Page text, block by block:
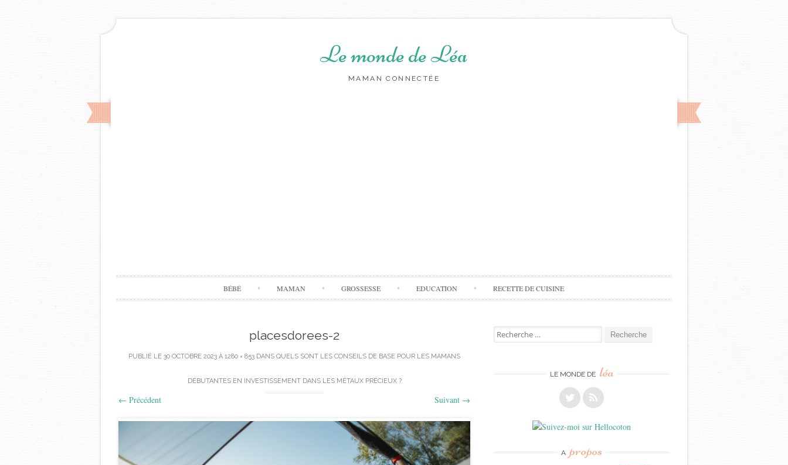
Le monde de Léa
MAMAN CONNECTÉE
Aller
BÉBÉ MAMAN GROSSESSE EDUCATION RECETTE DE CUISINE
placesdorees-2
PUBLIÉ LE 30 OCTOBRE 2023 À 1280 × 853 DANS QUELS SONT LES CONSEILS DE BASE POUR LES MAMANS
DÉBUTANTES EN INVESTISSEMENT DANS LES MÉTAUX PRÉCIEUX ?
← Précédent Suivant →
Recherche
pour:
LE MONDE DE léa
A propos